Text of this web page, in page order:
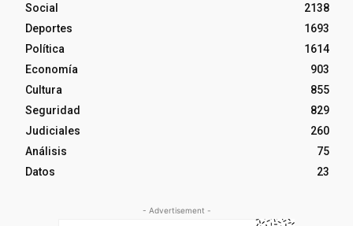
Social
2138
Deportes
1693
Política
1614
Economía
903
Cultura
855
Seguridad
829
Judiciales
260
Análisis
75
Datos
23
- Advertisement -